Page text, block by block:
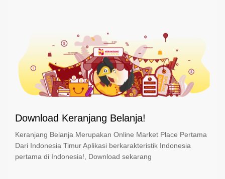
Download Keranjang Belanja!
Keranjang Belanja Merupakan Online Market Place Pertama
Dari Indonesia Timur Aplikasi berkarakteristik Indonesia
pertama di Indonesia!, Download sekarang